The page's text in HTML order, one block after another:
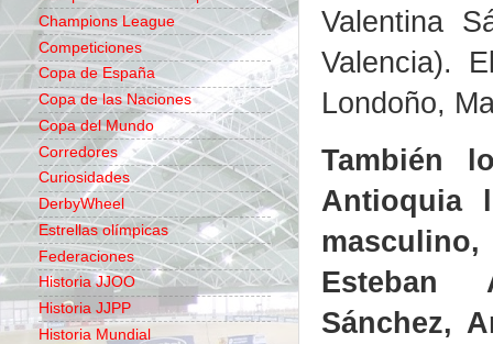
Valentina
Valencia).
Londoño,
También
Antioquia
Esteban
Sánchez,
Champions League
Competiciones
Copa de España
Copa de las Naciones
Copa del Mundo
Corredores
Curiosidades
DerbyWheel
Estrellas olímpicas
Federaciones
Historia JJOO
Historia JJPP
Historia Mundial